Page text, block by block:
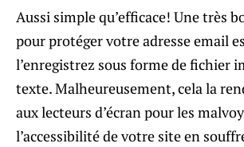
Aussi simple qu’efficace! Une très
pour protéger votre adresse email
l’enregistrez sous forme de fichier
texte. Malheureusement, cela la
aux lecteurs d’écran pour les
l’accessibilité de votre site en